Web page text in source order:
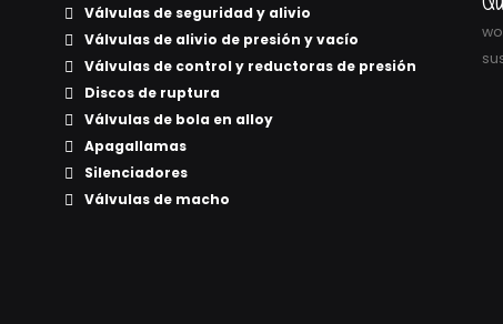
Válvulas de seguridad y alivio
Válvulas de alivio de presión y vacío
Válvulas de control y reductoras de presión
Discos de ruptura
Válvulas de bola en alloy
Apagallamas
Silenciadores
Válvulas de macho